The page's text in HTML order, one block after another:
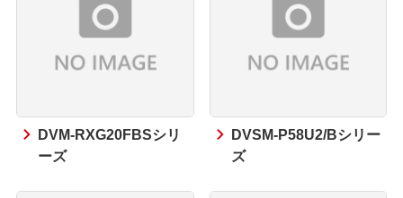
DVM-RXG20FBSシリ
ーズ
DVSM-P58U2/Bシリー
ズ